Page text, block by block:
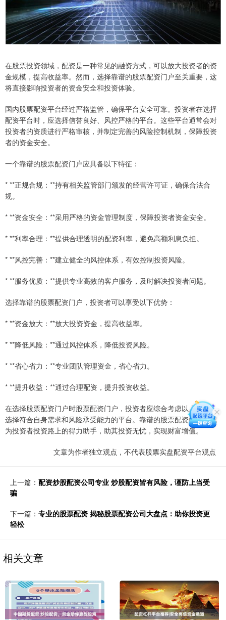
在股票投资领域，配资是一种常见的融资方式，可以放大投资者的资
金规模，提高收益率。然而，选择靠谱的股票配资门户至关重要，这
将直接影响投资者的资金安全和投资体验。
国内股票配资平台经过严格监管，确保平台安全可靠。投资者在选择
配资平台时，应选择信誉良好、风控严格的平台。这些平台通常会对
投资者的资质进行严格审核，并制定完善的风险控制机制，保障投资
者的资金安全。
一个靠谱的股票配资门户应具备以下特征：
* **正规合规：**持有相关监管部门颁发的经营许可证，确保合法合
规。
* **资金安全：**采用严格的资金管理制度，保障投资者资金安全。
* **利率合理：**提供合理透明的配资利率，避免高额利息负担。
* **风控完善：**建立健全的风控体系，有效控制投资风险。
* **服务优质：**提供专业高效的客户服务，及时解决投资者问题。
选择靠谱的股票配资门户，投资者可以享受以下优势：
* **资金放大：**放大投资资金，提高收益率。
* **降低风险：**通过风控体系，降低投资风险。
* **省心省力：**专业团队管理资金，省心省力。
* **提升收益：**通过合理配资，提升投资收益。
在选择股票配资门户时股票配资门户，投资者应综合考虑以上因素，
选择符合自身需求和风险承受能力的平台。靠谱的股票配资门户将成
为投资者投资路上的得力助手，助其投资无忧，实现财富增值。
文章为作者独立观点，不代表股票实盘配资平台观点
上一篇： 配资炒股配资公司专业 炒股配资皆有风险，谨防上当受
骗
下一篇： 专业的股票配资 揭秘股票配资公司大盘点：助你投资更
轻松
相关文章